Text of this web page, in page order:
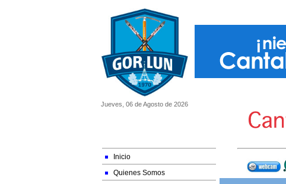
Jueves, 06 de Agosto de 2026
Inicio
Quienes Somos